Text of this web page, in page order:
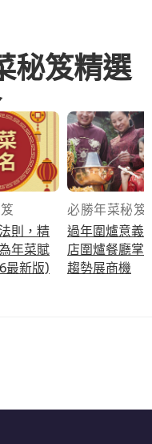
秘笈精選
則，精
年菜賦
最新版)
必勝年菜秘笈
過年圍爐意義
店圍爐餐廳掌
趨勢展商機